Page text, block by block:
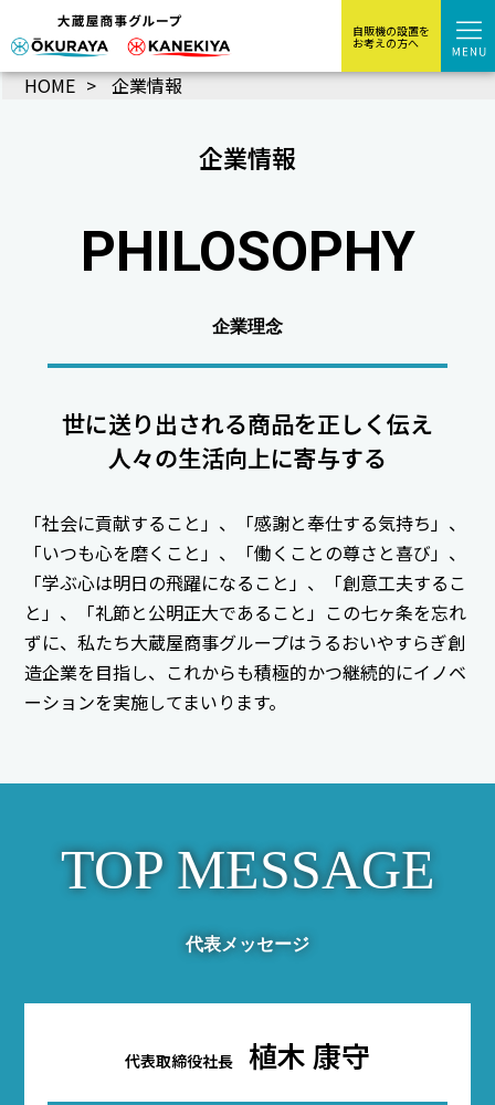
自販機の設置を
お考えの方へ
HOME 企業情報
企業情報
PHILOSOPHY
企業理念
世に送り出される商品を正しく伝え
人々の生活向上に寄与する
「社会に貢献すること」、「感謝と奉仕する気持ち」、
「いつも心を磨くこと」、「働くことの尊さと喜び」、
「学ぶ心は明日の飛躍になること」、「創意工夫するこ
と」、「礼節と公明正大であること」この七ヶ条を忘れ
ずに、私たち大蔵屋商事グループはうるおいやすらぎ創
造企業を目指し、これからも積極的かつ継続的にイノベ
ーションを実施してまいります。
TOP MESSAGE
代表メッセージ
代表取締役社長 植木 康守